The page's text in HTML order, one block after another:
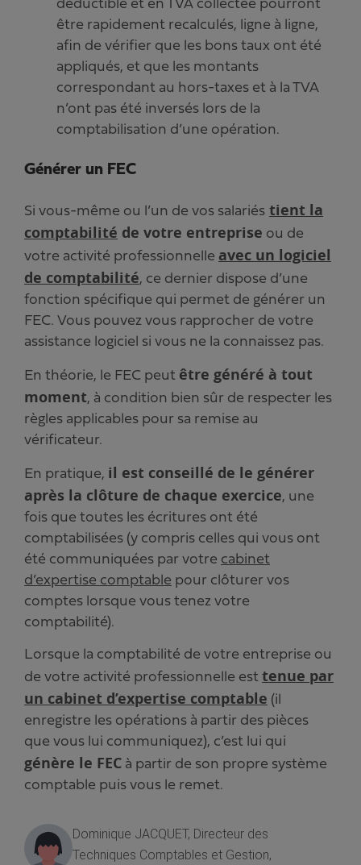
déductible et en TVA collectée pourront
être rapidement recalculés, ligne à ligne,
afin de vérifier que les bons taux ont été
appliqués, et que les montants
correspondant au hors-taxes et à la TVA
n’ont pas été inversés lors de la
comptabilisation d’une opération.
Générer un FEC
Si vous-même ou l’un de vos salariés tient la
comptabilité de votre entreprise ou de
votre activité professionnelle avec un logiciel
de comptabilité, ce dernier dispose d’une
fonction spécifique qui permet de générer un
FEC. Vous pouvez vous rapprocher de votre
assistance logiciel si vous ne la connaissez pas.
En théorie, le FEC peut être généré à tout
moment, à condition bien sûr de respecter les
règles applicables pour sa remise au
vérificateur.
En pratique, il est conseillé de le générer
après la clôture de chaque exercice, une
fois que toutes les écritures ont été
comptabilisées (y compris celles qui vous ont
été communiquées par votre cabinet
d’expertise comptable pour clôturer vos
comptes lorsque vous tenez votre
comptabilité).
Lorsque la comptabilité de votre entreprise ou
de votre activité professionnelle est tenue par
un cabinet d’expertise comptable (il
enregistre les opérations à partir des pièces
que vous lui communiquez), c’est lui qui
génère le FEC à partir de son propre système
comptable puis vous le remet.
Dominique JACQUET, Directeur des
Techniques Comptables et Gestion,